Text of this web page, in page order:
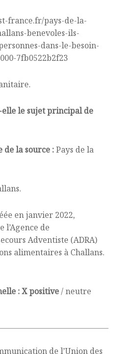
france.fr/pays-de-la-
benevoles-ils-
dans-le-besoin-
7fb0522b2f23
elle le sujet principal de
la source :Pays de la
en janvier 2022,
l’Agence de
Adventiste (ADRA)
alimentaires à Challans.
:X positive/ neutre
de l’Union des